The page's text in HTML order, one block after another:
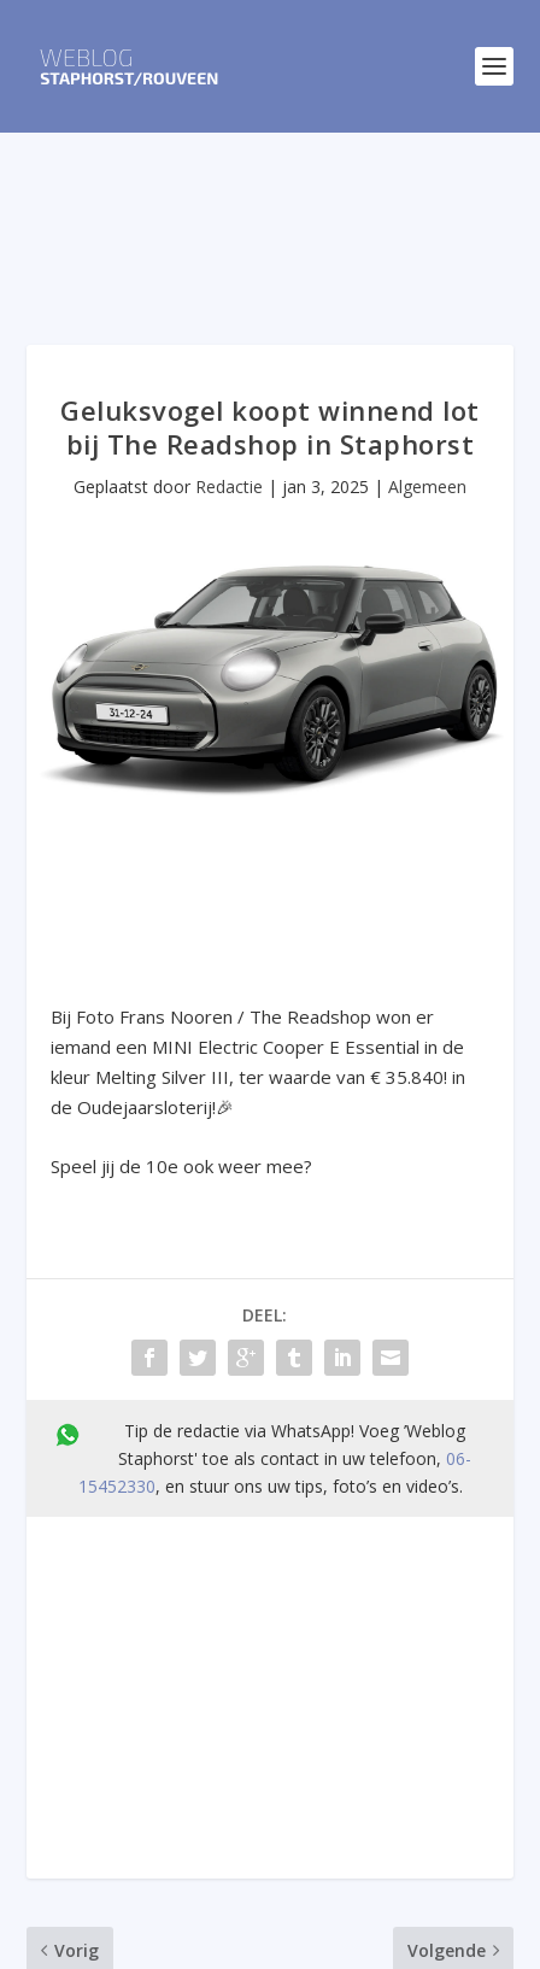
Geluksvogel koopt winnend lot
bij The Readshop in Staphorst
Geplaatst door Redactie | jan 3, 2025 | Algemeen
Bij Foto Frans Nooren / The Readshop won er
iemand een MINI Electric Cooper E Essential in de
kleur Melting Silver III, ter waarde van € 35.840! in
de Oudejaarsloterij!🎉
Speel jij de 10e ook weer mee?
DEEL:
Tip de redactie via WhatsApp! Voeg ’Weblog
Staphorst' toe als contact in uw telefoon, 06-
15452330, en stuur ons uw tips, foto’s en video’s.
Vorig Volgende